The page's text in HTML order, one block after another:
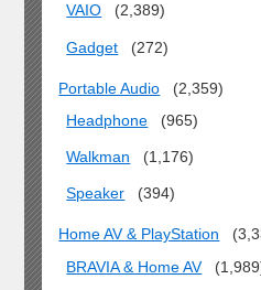
VAIO (2,389)
Gadget (272)
Portable Audio
(2,359)
Headphone
(965)
Walkman (1,176)
Speaker (394)
Home AV & PlayStation
BRAVIA & Home AV